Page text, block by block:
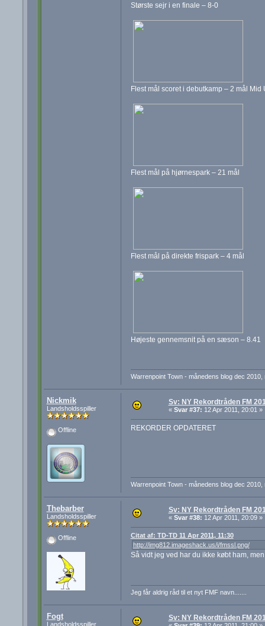
Største sejr i en finale – 8-0
Flest mål scoret i debutkamp – 2 mål Mid
Flest mål på hjørnespark – 21 mål
Flest mål på direkte frispark – 4 mål
Højeste gennemsnit på en sæson – 8.41
Warrenpoint Town - månedens blog dec
Nickmik
Landsholdsspiller
Offline
Sv: NY Rekordtråden FM
« Svar #37: 12 Apr 2011, 20:01 »
REKORDER OPDATERET
Warrenpoint Town - månedens blog dec
Thebarber
Landsholdsspiller
Offline
Sv: NY Rekordtråden FM
« Svar #38: 12 Apr 2011, 20:09 »
Citat af: TD-TD 11 Apr 2011, 11:30
http://img812.imageshack.us/i/fmssl.png/
Så vidt jeg ved har du ikke købt ham,
Jeg får aldrig råd til et nyt FMF navn.......
Fogt
Landsholdsspiller
Sv: NY Rekordtråden FM